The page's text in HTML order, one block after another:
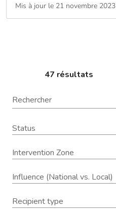
Mis à jour le 21 novembre 2023